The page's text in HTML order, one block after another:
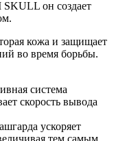
он создает
кожа и защищает
во время борьбы.
система
скорость вывода
ускоряет
тем самым